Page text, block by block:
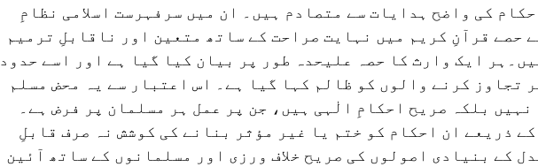
کی واضح ہدایات سے متصادم ہیں۔ ان میں سرفہرست اسلامی نظامِ
حصے قرآنِ کریم میں نہایت صراحت کے ساتھ متعین اور ناقابلِ ترمیم
ایک وارث کا حصہ علیحدہ طور پر بیان کیا گیا ہے اور اسے حدود
تجاوز کرنے والوں کو ظالم کہا گیا ہے۔ اس اعتبار سے یہ محض مسلم
نہیں بلکہ صریح احکامِ الٰہی ہیں، جن پر عمل ہر مسلمان پر فرض ہے۔
ذریعے ان احکام کو ختم یا غیر مؤثر بنانے کی کوشش نہ صرف قابلِ
کے بنیادی اصولوں کی صریح خلاف ورزی اور مسلمانوں کے ساتھ آئین